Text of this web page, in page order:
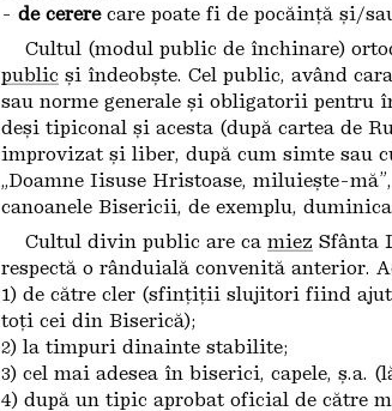
- de cererecare poate fi de pocăință și/
Cultul (modul public de închinare)
public și îndeobște. Cel public, având
sau norme generale și obligatorii pentru
deși tipiconal și acesta (după cartea de
improvizat și liber, după cum simte sau
„Doamne Iisuse Hristoase, miluiește-
canoanele Bisericii, de exemplu,
Cultul divin public are ca miez Sfânta
respectă o rânduială convenită anterior.
1) de către cler (sfințiții slujitori fiind
toți cei din Biserică);
2) la timpuri dinainte stabilite;
3) cel mai adesea în biserici, capele, ș.a.
4) după un tipic aprobat oficial de către